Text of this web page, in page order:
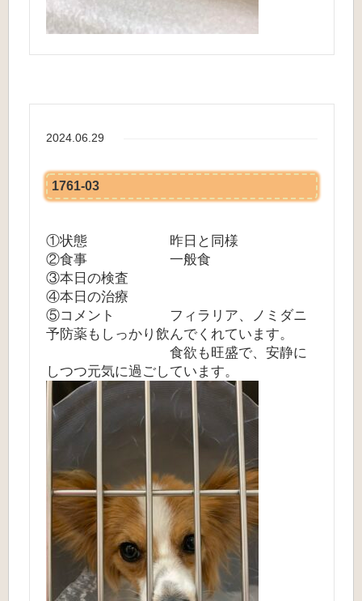
2024.06.29
1761-03
①状態 昨日と同様
②食事 一般食
③本日の検査
④本日の治療
⑤コメント フィラリア、ノミダニ
予防薬もしっかり飲んでくれています。
食欲も旺盛で、安静に
しつつ元気に過ごしています。